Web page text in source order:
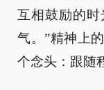
互相鼓励的
气。”精神上
个念头：跟随